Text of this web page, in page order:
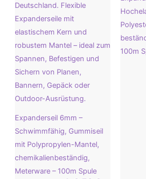
Expanderseil 6mm –
Schwimmfähig, Gummiseil
mit Polypropylen-Mantel,
chemikalienbeständig,
Meterware – 100m Spule
100m